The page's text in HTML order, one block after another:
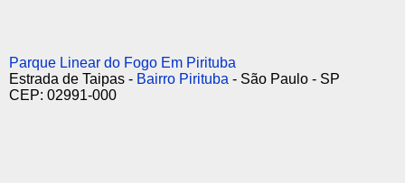
Parque Linear do Fogo Em Pirituba
Estrada de Taipas - Bairro Pirituba - São Paulo - SP
CEP: 02991-000